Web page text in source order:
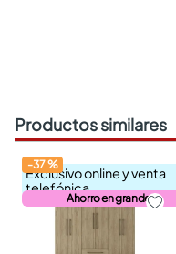
Productos similares
Exclusivo online y venta
telefónica
Ahorro en grande
-37%